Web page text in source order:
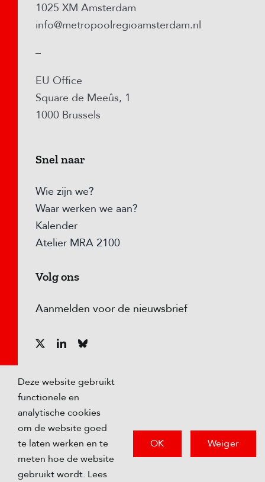
1025 XM Amsterdam
info@metropoolregioamsterdam.nl
–
EU Office
Square de Meeûs, 1
1000 Brussels
Snel naar
Wie zijn we?
Waar werken we aan?
Kalender
Atelier MRA 2100
Volg ons
Aanmelden voor de nieuwsbrief
© Copyright 2026 Metropoolregio Amsterdam |
Privacybeleid
Deze website gebruikt
functionele en
analytische cookies
om de website goed
te laten werken en te
meten hoe de website
gebruikt wordt. Lees
OK Weiger